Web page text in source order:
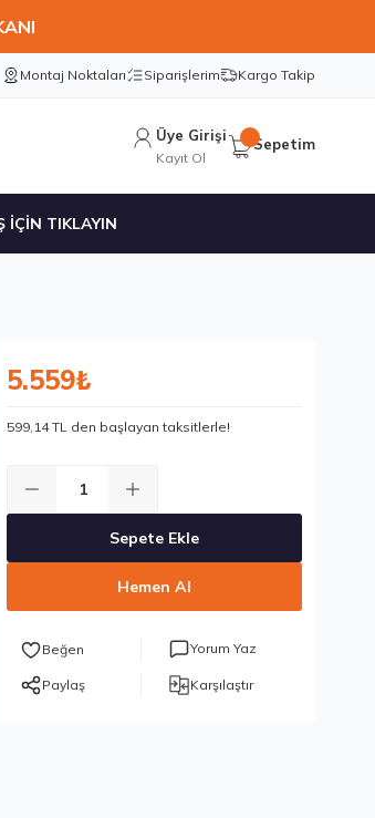
Montaj Noktaları Siparişlerim Kargo Takip
Üye Girişi
Kayıt Ol
Sepetim
İÇİN TIKLAYIN
5.559₺
599,14 TL den başlayan taksitlerle!
Sepete Ekle
Hemen Al
Yorum Yaz
Paylaş Karşılaştır